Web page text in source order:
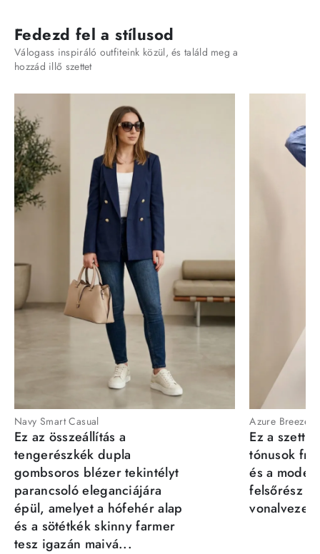
Fedezd fel a stílusod
Válogass inspiráló outfiteink közül, és találd meg a
hozzád illő szettet
Navy Smart Casual
Ez az összeállítás a
tengerészkék dupla
gombsoros blézer tekintélyt
parancsoló eleganciájára
épül, amelyet a hófehér alap
és a sötétkék skinny farmer
tesz igazán maivá...
Azure Breeze
Ez a szett
tónusok
és a
felsőrész